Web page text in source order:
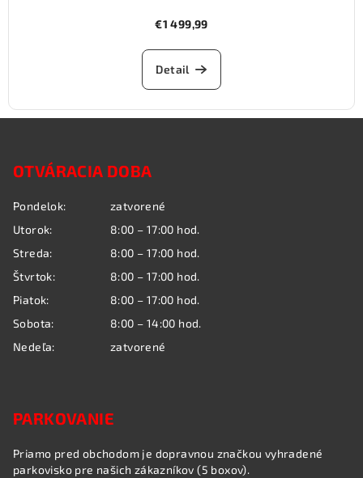
€1 499,99
Detail
OTVÁRACIA DOBA
Pondelok:
zatvorené
Utorok:
8:00 – 17:00 hod.
Streda:
8:00 – 17:00 hod.
Štvrtok:
8:00 – 17:00 hod.
Piatok:
8:00 – 17:00 hod.
Sobota:
8:00 – 14:00 hod.
Nedeľa:
zatvorené
PARKOVANIE
Priamo pred obchodom je dopravnou značkou vyhradené
parkovisko pre našich zákazníkov (5 boxov).